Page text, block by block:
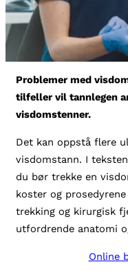
Problemer med
tilfeller vil tannlegen
visdomstenner.
Det kan oppstå flere
visdomstann. I
du bør trekke en
koster og
trekking og kirurgisk
utfordrende anatomi
Online